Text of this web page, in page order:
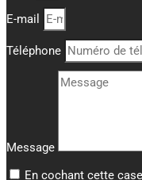
E-mail
Téléphone
Message
En cochant cette